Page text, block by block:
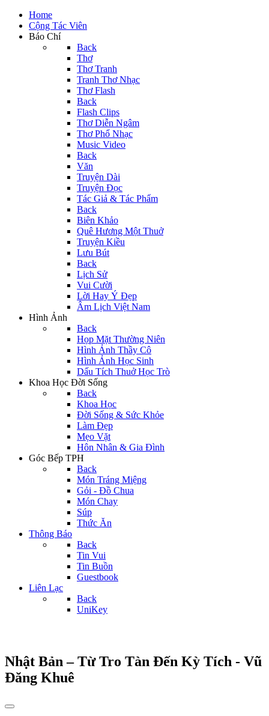
Home
Cộng Tác Viên
Báo Chí
Back
Thơ
Thơ Tranh
Tranh Thơ Nhạc
Thơ Flash
Back
Flash Clips
Thơ Diễn Ngâm
Thơ Phổ Nhạc
Music Video
Back
Văn
Truyện Dài
Truyện Đọc
Tác Giả & Tác Phẩm
Back
Biên Khảo
Quê Hương Một Thuở
Truyện Kiều
Lưu Bút
Back
Lịch Sử
Vui Cười
Lời Hay Ý Đẹp
Âm Lịch Việt Nam
Hình Ảnh
Back
Họp Mặt Thường Niên
Hình Ảnh Thầy Cô
Hình Ảnh Học Sinh
Dấu Tích Thuở Học Trò
Khoa Học Đời Sống
Back
Khoa Học
Đời Sống & Sức Khỏe
Làm Đẹp
Mẹo Vặt
Hôn Nhân & Gia Đình
Góc Bếp TPH
Back
Món Tráng Miệng
Gỏi - Đồ Chua
Món Chay
Súp
Thức Ăn
Thông Báo
Back
Tin Vui
Tin Buồn
Guestbook
Liên Lạc
Back
UniKey
Nhật Bản – Từ Tro Tàn Đến Kỳ Tích - Vũ
Đăng Khuê